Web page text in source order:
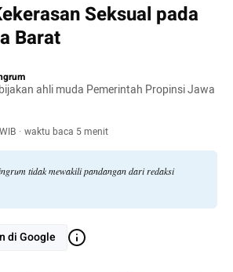
Seksual pada
Barat
ahli muda Pemerintah Propinsi Jawa
· waktu baca 5 menit
tidak mewakili pandangan dari redaksi
di Google